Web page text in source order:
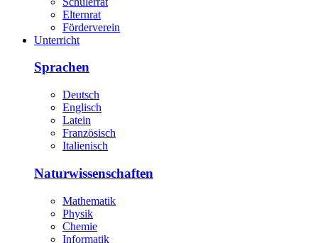
Elternrat
Förderverein
Unterricht
Sprachen
Deutsch
Englisch
Latein
Französisch
Italienisch
Naturwissenschaften
Mathematik
Physik
Chemie
Informatik